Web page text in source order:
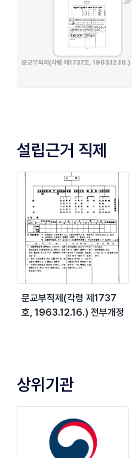
설립근거 직제
문교부직제(각령 제1737
호, 1963.12.16.) 전부개정
상위기관